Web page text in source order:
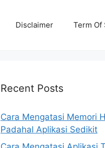
Disclaimer Term Of
Recent Posts
Cara Mengatasi Memori
Padahal Aplikasi Sedikit